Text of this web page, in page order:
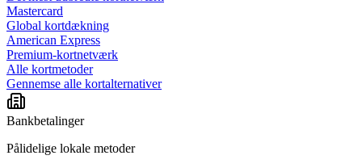
Mastercard
Global kortdækning
American Express
Premium-kortnetværk
Alle kortmetoder
Gennemse alle kortalternativer
Bankbetalinger
Pålidelige lokale metoder